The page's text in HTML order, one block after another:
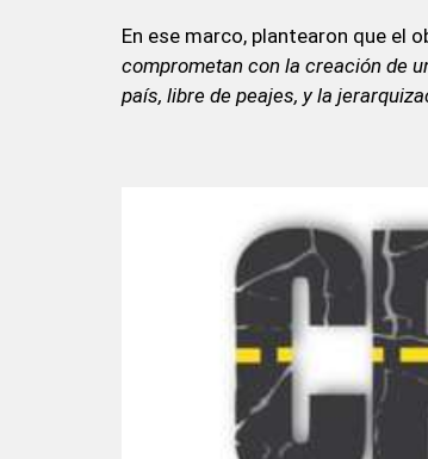
En ese marco, plantearon que el
comprometan con la creación de
país, libre de peajes, y la